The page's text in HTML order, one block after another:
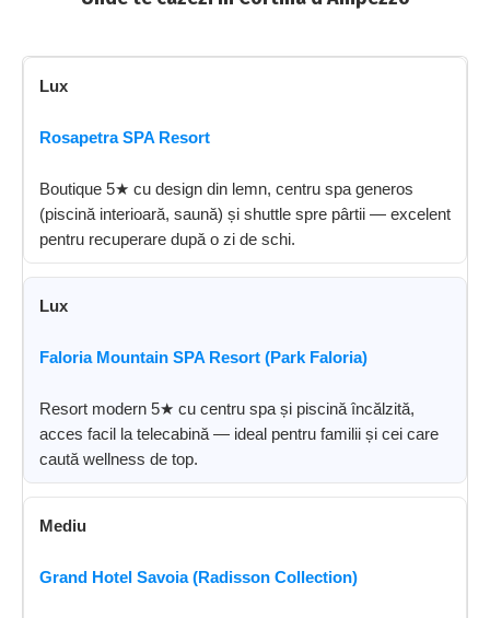
Lux
Rosapetra SPA Resort
Boutique 5★ cu design din lemn, centru spa generos
(piscină interioară, saună) și shuttle spre pârtii — excelent
pentru recuperare după o zi de schi.
Lux
Faloria Mountain SPA Resort (Park Faloria)
Resort modern 5★ cu centru spa și piscină încălzită,
acces facil la telecabină — ideal pentru familii și cei care
caută wellness de top.
Mediu
Grand Hotel Savoia (Radisson Collection)